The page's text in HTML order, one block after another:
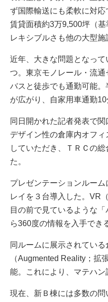
ず国際輸送にも柔軟に対
賃貸面積約3万9,500坪（
レキシブルさも他の大型施
近年、大きな問題となっ
つ。東京モノレール・流
バスと徒歩でも通勤可能
が広がり、自家用車通勤
同日開かれた記者発表で
デザイン性の倉庫内オフ
していただき、ＴＲＣの
た。
プレゼンテーションルー
レイを３台導入した。VR
目の前で見ているような
ら360度の情報を入手でき
同ルームに展示されてい
（Augmented Reality；拡
能。これにより、マテハ
現在、新Ｂ棟には多数の